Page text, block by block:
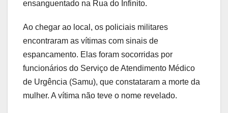
ensanguentado na Rua do Infinito.
Ao chegar ao local, os policiais militares
encontraram as vítimas com sinais de
espancamento. Elas foram socorridas por
funcionários do Serviço de Atendimento Médico
de Urgência (Samu), que constataram a morte da
mulher. A vítima não teve o nome revelado.